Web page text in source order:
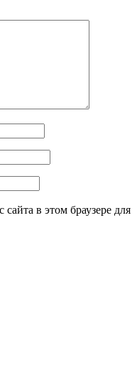
в этом браузере для